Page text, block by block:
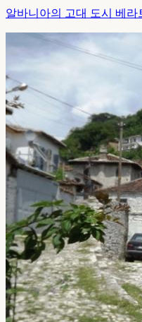
알바니아의 고대 도시 베라